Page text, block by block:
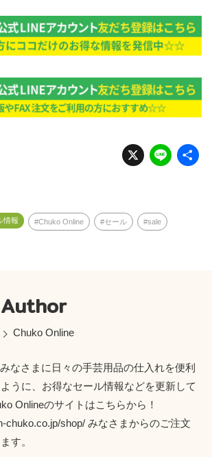
X Li
n
情報 Chuko Online セール sale
Author
Chuko Online
なさまに日々の手芸用品の仕入れを便利
うに、お得なセール情報などを更新して
Onlineのサイトはこちらから！
chuko.co.jp/shop/ みなさまからのご注文
す。